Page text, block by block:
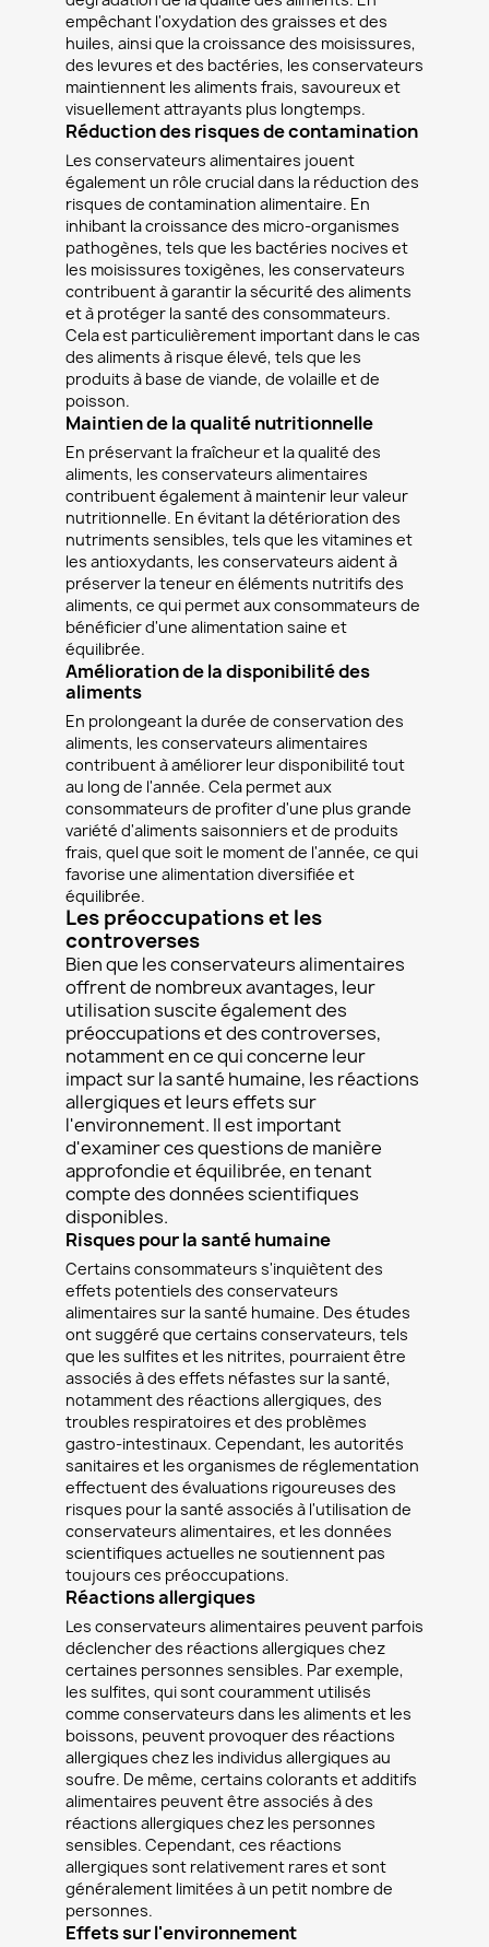
empêchant l'oxydation des graisses et des
huiles, ainsi que la croissance des moisissures,
des levures et des bactéries, les conservateurs
maintiennent les aliments frais, savoureux et
visuellement attrayants plus longtemps.
Réduction des risques de contamination
Les conservateurs alimentaires jouent
également un rôle crucial dans la réduction des
risques de contamination alimentaire. En
inhibant la croissance des micro-organismes
pathogènes, tels que les bactéries nocives et
les moisissures toxigènes, les conservateurs
contribuent à garantir la sécurité des aliments
et à protéger la santé des consommateurs.
Cela est particulièrement important dans le cas
des aliments à risque élevé, tels que les
produits à base de viande, de volaille et de
poisson.
Maintien de la qualité nutritionnelle
En préservant la fraîcheur et la qualité des
aliments, les conservateurs alimentaires
contribuent également à maintenir leur valeur
nutritionnelle. En évitant la détérioration des
nutriments sensibles, tels que les vitamines et
les antioxydants, les conservateurs aident à
préserver la teneur en éléments nutritifs des
aliments, ce qui permet aux consommateurs de
bénéficier d'une alimentation saine et
équilibrée.
Amélioration de la disponibilité des
aliments
En prolongeant la durée de conservation des
aliments, les conservateurs alimentaires
contribuent à améliorer leur disponibilité tout
au long de l'année. Cela permet aux
consommateurs de profiter d'une plus grande
variété d'aliments saisonniers et de produits
frais, quel que soit le moment de l'année, ce qui
favorise une alimentation diversifiée et
équilibrée.
Les préoccupations et les
controverses
Bien que les conservateurs alimentaires
offrent de nombreux avantages, leur
utilisation suscite également des
préoccupations et des controverses,
notamment en ce qui concerne leur
impact sur la santé humaine, les réactions
allergiques et leurs effets sur
l'environnement. Il est important
d'examiner ces questions de manière
approfondie et équilibrée, en tenant
compte des données scientifiques
disponibles.
Risques pour la santé humaine
Certains consommateurs s'inquiètent des
effets potentiels des conservateurs
alimentaires sur la santé humaine. Des études
ont suggéré que certains conservateurs, tels
que les sulfites et les nitrites, pourraient être
associés à des effets néfastes sur la santé,
notamment des réactions allergiques, des
troubles respiratoires et des problèmes
gastro-intestinaux. Cependant, les autorités
sanitaires et les organismes de réglementation
effectuent des évaluations rigoureuses des
risques pour la santé associés à l'utilisation de
conservateurs alimentaires, et les données
scientifiques actuelles ne soutiennent pas
toujours ces préoccupations.
Réactions allergiques
Les conservateurs alimentaires peuvent parfois
déclencher des réactions allergiques chez
certaines personnes sensibles. Par exemple,
les sulfites, qui sont couramment utilisés
comme conservateurs dans les aliments et les
boissons, peuvent provoquer des réactions
allergiques chez les individus allergiques au
soufre. De même, certains colorants et additifs
alimentaires peuvent être associés à des
réactions allergiques chez les personnes
sensibles. Cependant, ces réactions
allergiques sont relativement rares et sont
généralement limitées à un petit nombre de
personnes.
Effets sur l'environnement